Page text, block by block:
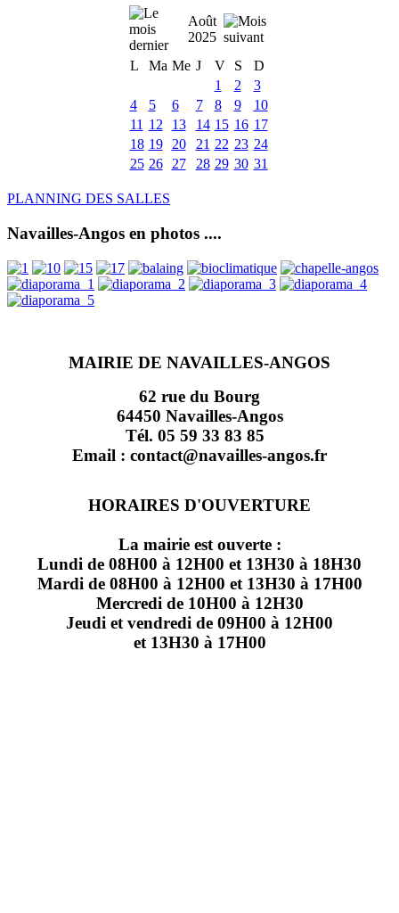
Août
2025
L
Ma Me J V S
D
1
2
3
4
5 6 7 8 9
10
11 12 13 14 15 16 17
18 19 20 21 22 23 24
25 26 27 28 29 30 31
PLANNING DES SALLES
Navailles-Angos en photos ....
MAIRIE DE NAVAILLES-ANGOS
62 rue du Bourg
64450 Navailles-Angos
Tél. 05 59 33 83 85
Email : contact@navailles-angos.fr
HORAIRES D'OUVERTURE
La mairie est ouverte :
Lundi de 08H00 à 12H00 et 13H30 à 18H30
Mardi de 08H00 à 12H00 et 13H30 à 17H00
Mercredi de 10H00 à 12H30
Jeudi et vendredi de 09H00 à 12H00
et 13H30 à 17H00